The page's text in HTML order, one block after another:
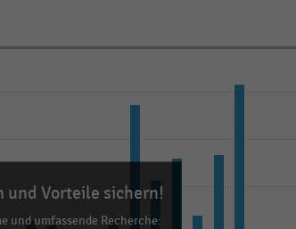
und Vorteile sichern!
und umfassende Recherche: